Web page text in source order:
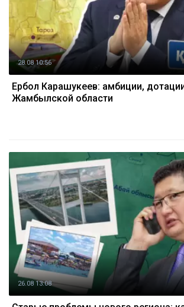
28.08 10:56
Ербол Карашукеев: амбиции,
Жамбылской области
26.08 13:08